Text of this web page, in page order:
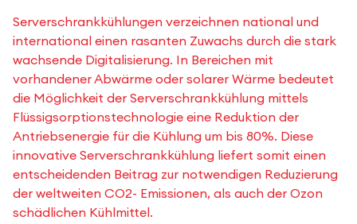
Serverschrankkühlungen verzeichnen national und
international einen rasanten Zuwachs durch die stark
wachsende Digitalisierung. In Bereichen mit
vorhandener Abwärme oder solarer Wärme bedeutet
die Möglichkeit der Serverschrankkühlung mittels
Flüssigsorptionstechnologie eine Reduktion der
Antriebsenergie für die Kühlung um bis 80%. Diese
innovative Serverschrankkühlung liefert somit einen
entscheidenden Beitrag zur notwendigen Reduzierung
der weltweiten CO2- Emissionen, als auch der Ozon
schädlichen Kühlmittel.